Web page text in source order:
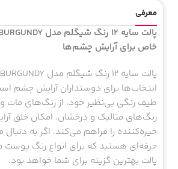
معرفی
خاص برای آرایش چشم‌ها
انتخاب‌ها برای دوستداران آرایش چشم
طیف رنگی بی‌نظیر خود، از رنگ‌های مات و
رنگ‌های متالیک و درخشان، امکان خلق
خیره‌کننده را فراهم می‌کند. اگر به
حرفه‌ای هستید که برای انواع رنگ پوست
پالت بهترین گزینه برای شما خواهد بود.